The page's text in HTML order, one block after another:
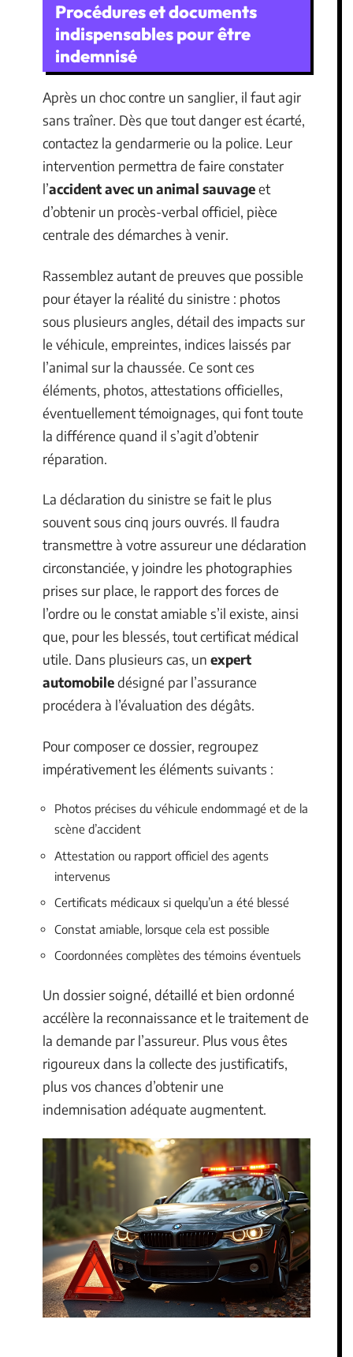
Procédures et documents
indispensables pour être
indemnisé
Après un choc contre un sanglier, il faut agir
sans traîner. Dès que tout danger est écarté,
contactez la gendarmerie ou la police. Leur
intervention permettra de faire constater
l’accident avec un animal sauvageet
d’obtenir un procès-verbal officiel, pièce
centrale des démarches à venir.
Rassemblez autant de preuves que possible
pour étayer la réalité du sinistre : photos
sous plusieurs angles, détail des impacts sur
le véhicule, empreintes, indices laissés par
l’animal sur la chaussée. Ce sont ces
éléments, photos, attestations officielles,
éventuellement témoignages, qui font toute
la différence quand il s’agit d’obtenir
réparation.
La déclaration du sinistre se fait le plus
souvent sous cinq jours ouvrés. Il faudra
transmettre à votre assureur une déclaration
circonstanciée, y joindre les photographies
prises sur place, le rapport des forces de
l’ordre ou le constat amiable s’il existe, ainsi
que, pour les blessés, tout certificat médical
utile. Dans plusieurs cas, un expert
automobiledésigné par l’assurance
procédera à l’évaluation des dégâts.
Pour composer ce dossier, regroupez
impérativement les éléments suivants :
Photos précises du véhicule endommagé et de la
scène d’accident
Attestation ou rapport officiel des agents
intervenus
Certificats médicaux si quelqu’un a été blessé
Constat amiable, lorsque cela est possible
Coordonnées complètes des témoins éventuels
Un dossier soigné, détaillé et bien ordonné
accélère la reconnaissance et le traitement de
la demande par l’assureur. Plus vous êtes
rigoureux dans la collecte des justificatifs,
plus vos chances d’obtenir une
indemnisation adéquate augmentent.